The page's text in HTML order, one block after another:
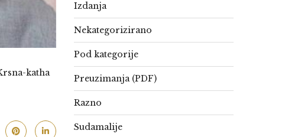
katha
Izdanja
Nekategorizirano
Pod kategorije
Preuzimanja (PDF)
Razno
Sudamalije